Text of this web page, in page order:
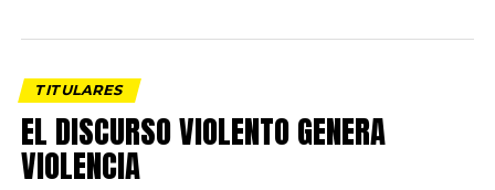
TITULARES
EL DISCURSO VIOLENTO GENERA
VIOLENCIA